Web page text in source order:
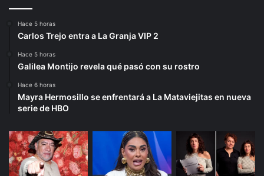
Hace 5 horas
Carlos Trejo entra a La Granja VIP 2
Hace 5 horas
Galilea Montijo revela qué pasó con su rostro
Hace 6 horas
Mayra Hermosillo se enfrentará a La Mataviejitas en nueva
serie de HBO